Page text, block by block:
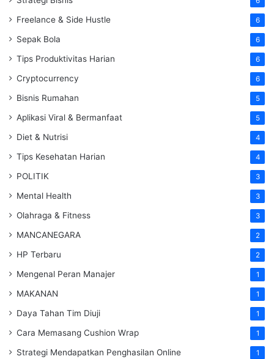
Freelance & Side Hustle 6
Sepak Bola 6
Tips Produktivitas Harian 6
Cryptocurrency 6
Bisnis Rumahan 5
Aplikasi Viral & Bermanfaat 5
Diet & Nutrisi 4
Tips Kesehatan Harian 4
POLITIK 3
Mental Health 3
Olahraga & Fitness 3
MANCANEGARA 2
HP Terbaru 2
Mengenal Peran Manajer 1
MAKANAN 1
Daya Tahan Tim Diuji 1
Cara Memasang Cushion Wrap 1
Strategi Mendapatkan Penghasilan Online 1